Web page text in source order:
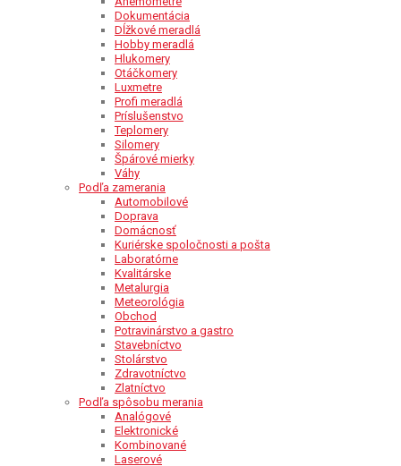
Dokumentácia
Dĺžkové meradlá
Hobby meradlá
Hlukomery
Otáčkomery
Luxmetre
Profi meradlá
Príslušenstvo
Teplomery
Silomery
Špárové mierky
Váhy
Podľa zamerania
Automobilové
Doprava
Domácnosť
Kuriérske spoločnosti a pošta
Laboratórne
Kvalitárske
Metalurgia
Meteorológia
Obchod
Potravinárstvo a gastro
Stavebníctvo
Stolárstvo
Zdravotníctvo
Zlatníctvo
Podľa spôsobu merania
Analógové
Elektronické
Kombinované
Laserové